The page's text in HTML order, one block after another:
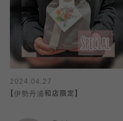
2024.04.27
【伊勢丹浦和店限定】